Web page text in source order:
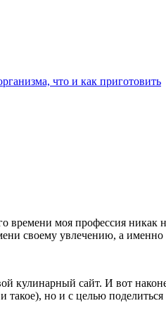
что и как приготовить
времени моя профессия никак
своему увлечению, а
кулинарный сайт. И вот
такое), но и с целью